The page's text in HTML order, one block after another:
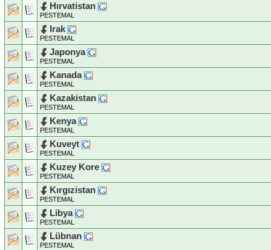
Hırvatistan
PESTEMAL
Irak
PESTEMAL
Japonya
PESTEMAL
Kanada
PESTEMAL
Kazakistan
PESTEMAL
Kenya
PESTEMAL
Kuveyt
PESTEMAL
Kuzey Kore
PESTEMAL
Kırgızistan
PESTEMAL
Libya
PESTEMAL
Lübnan
PESTEMAL